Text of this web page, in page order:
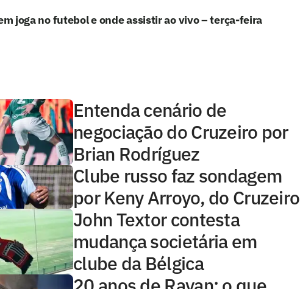
joga no futebol e onde assistir ao vivo – terça-feira
Entenda cenário de
negociação do Cruzeiro por
Brian Rodríguez
Clube russo faz sondagem
por Keny Arroyo, do Cruzeiro
John Textor contesta
mudança societária em
clube da Bélgica